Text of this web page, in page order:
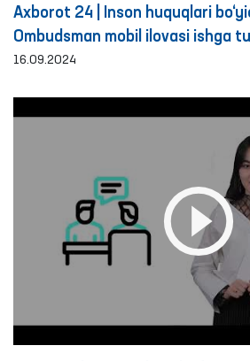
Axborot 24 | Inson huquqlari
Ombudsman mobil ilovasi ishga
16.09.2024